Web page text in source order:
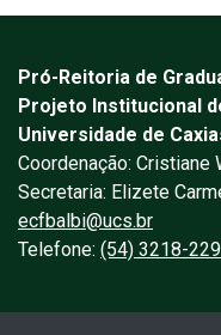
Pró-Reitoria de
Projeto Institucional
Universidade de
Coordenação: Cristiane
Secretaria: Elizete
ecfbalbi@ucs.br
Telefone: (54) 3218-